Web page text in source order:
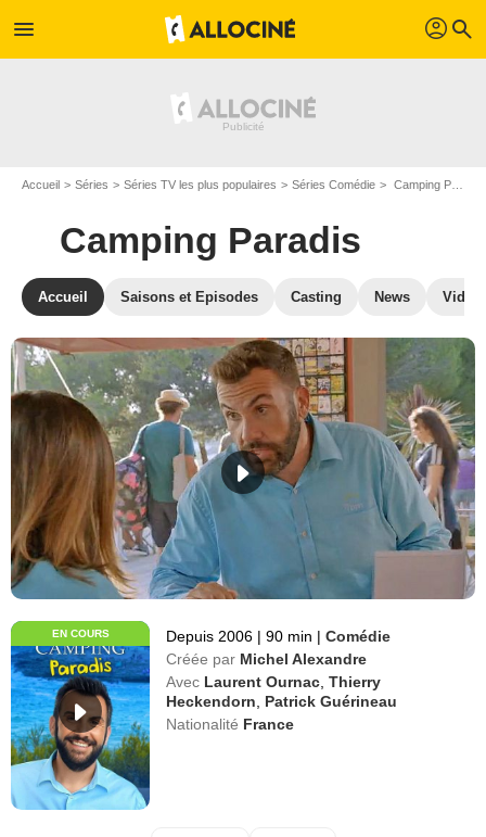
menu profil search
Accueil Séries Séries TV les plus populaires Séries Comédie Camping Paradis
Camping Paradis
Accueil Saisons et Episodes Casting News
EN COURS Depuis 2006 | 90 min | Comédie
Créée par Michel Alexandre
Avec Laurent Ournac ,Thierry
Heckendorn
Patrick Guérineau
Nationalité France